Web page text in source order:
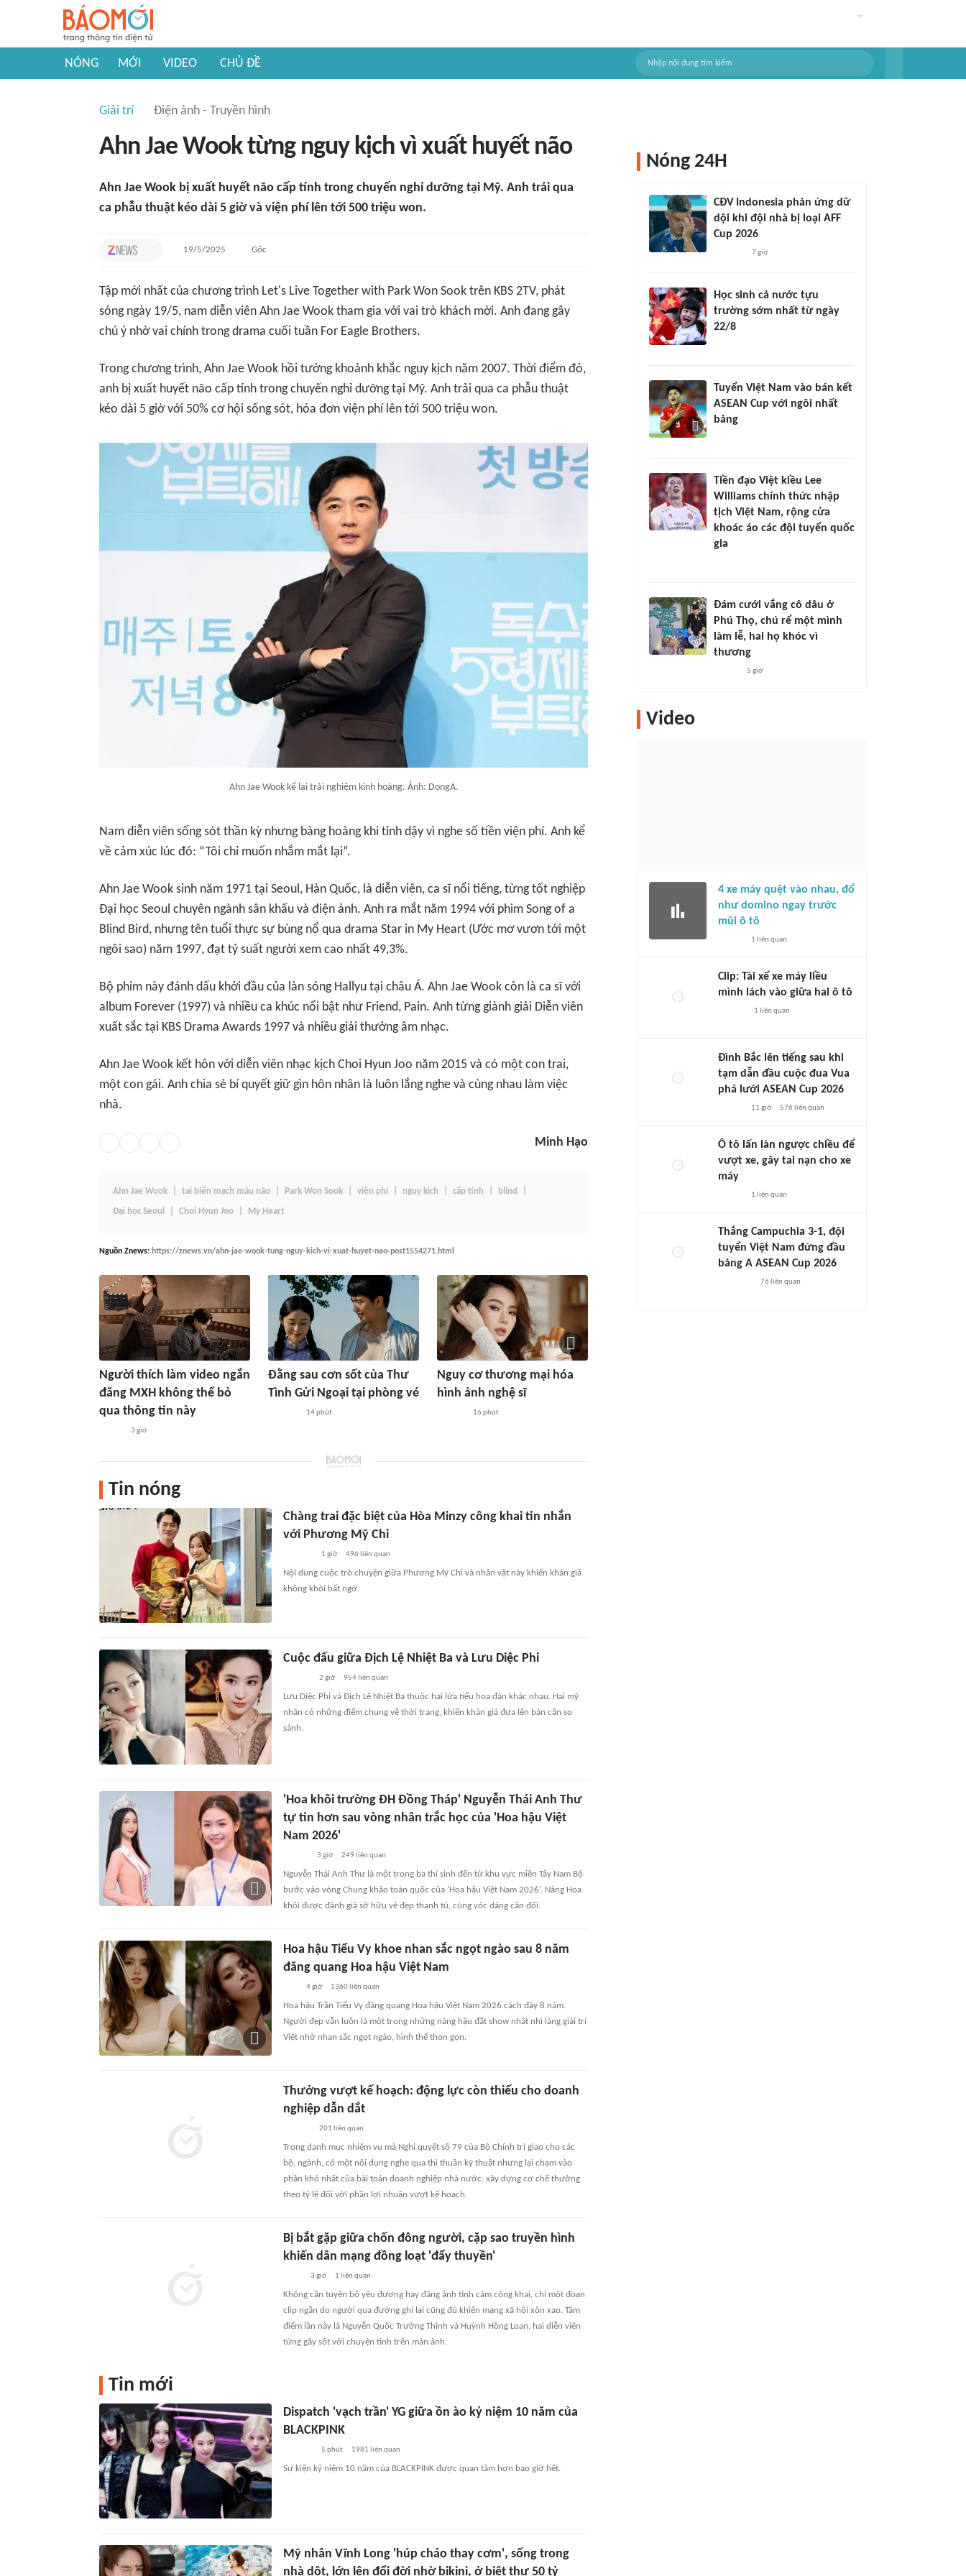
NÓNG MỚI VIDEO CHỦ ĐỀ
Giải trí Điện ảnh - Truyền hình
Ahn Jae Wook từng nguy kịch vì xuất huyết não
Ahn Jae Wook bị xuất huyết não cấp tính trong chuyến nghỉ dưỡng tại Mỹ. Anh trải qua
ca phẫu thuật kéo dài 5 giờ và viện phí lên tới 500 triệu won.
19/5/2025 Gốc
Tập mới nhất của chương trình Let's Live Together with Park Won Sook trên KBS 2TV, phát
sóng ngày 19/5, nam diễn viên Ahn Jae Wook tham gia với vai trò khách mời. Anh đang gây
chú ý nhờ vai chính trong drama cuối tuần For Eagle Brothers.
Trong chương trình, Ahn Jae Wook hồi tưởng khoảnh khắc nguy kịch năm 2007. Thời điểm đó,
anh bị xuất huyết não cấp tính trong chuyến nghỉ dưỡng tại Mỹ. Anh trải qua ca phẫu thuật
kéo dài 5 giờ với 50% cơ hội sống sót, hóa đơn viện phí lên tới 500 triệu won.
Ahn Jae Wook kể lại trải nghiệm kinh hoàng. Ảnh: DongA.
Nam diễn viên sống sót thần kỳ nhưng bàng hoàng khi tỉnh dậy vì nghe số tiền viện phí. Anh kể
về cảm xúc lúc đó: “Tôi chỉ muốn nhắm mắt lại”.
Ahn Jae Wook sinh năm 1971 tại Seoul, Hàn Quốc, là diễn viên, ca sĩ nổi tiếng, từng tốt nghiệp
Đại học Seoul chuyên ngành sân khấu và điện ảnh. Anh ra mắt năm 1994 với phim Song of a
Blind Bird, nhưng tên tuổi thực sự bùng nổ qua drama Star in My Heart (Ước mơ vươn tới một
ngôi sao) năm 1997, đạt tỷ suất người xem cao nhất 49,3%.
Bộ phim này đánh dấu khởi đầu của làn sóng Hallyu tại châu Á. Ahn Jae Wook còn là ca sĩ với
album Forever (1997) và nhiều ca khúc nổi bật như Friend, Pain. Anh từng giành giải Diễn viên
xuất sắc tại KBS Drama Awards 1997 và nhiều giải thưởng âm nhạc.
Ahn Jae Wook kết hôn với diễn viên nhạc kịch Choi Hyun Joo năm 2015 và có một con trai,
một con gái. Anh chia sẻ bí quyết giữ gìn hôn nhân là luôn lắng nghe và cùng nhau làm việc
nhà.
Minh Hạo
Ahn Jae Wook tai biến mạch máu não Park Won Sook viện phí nguy kịch cấp tính blind
Đại học Seoul Choi Hyun Joo My Heart
Nguồn Znews: https://znews.vn/ahn-jae-wook-tung-nguy-kich-vi-xuat-huyet-nao-post1554271.html
Người thích làm video ngắn
đăng MXH không thể bỏ
qua thông tin này
3 giờ
Đằng sau cơn sốt của Thư
Tình Gửi Ngoại tại phòng vé
14 phút
Nguy cơ thương mại hóa
hình ảnh nghệ sĩ
16 phút
Tin nóng
Chàng trai đặc biệt của Hòa Minzy công khai tin nhắn
với Phương Mỹ Chi
1 giờ 496 liên quan
Nội dung cuộc trò chuyện giữa Phương Mỹ Chi và nhân vật này khiến khán giả
không khỏi bất ngờ.
Cuộc đấu giữa Địch Lệ Nhiệt Ba và Lưu Diệc Phi
2 giờ 954liên quan
Lưu Diệc Phi và Địch Lệ Nhiệt Ba thuộc hai lứa tiểu hoa đán khác nhau. Hai mỹ
nhân có những điểm chung về thời trang, khiến khán giả đưa lên bàn cân so
sánh.
'Hoa khôi trường ĐH Đồng Tháp' Nguyễn Thái Anh Thư
tự tin hơn sau vòng nhân trắc học của 'Hoa hậu Việt
Nam 2026'
3 giờ 249 liên quan
Nguyễn Thái Anh Thư là một trong ba thí sinh đến từ khu vực miền Tây Nam Bộ
bước vào vòng Chung khảo toàn quốc của ‘Hoa hậu Việt Nam 2026’. Nàng Hoa
khôi được đánh giá sở hữu vẻ đẹp thanh tú, cùng vóc dáng cân đối.
Hoa hậu Tiểu Vy khoe nhan sắc ngọt ngào sau 8 năm
đăng quang Hoa hậu Việt Nam
4 giờ 1360 liên quan
Hoa hậu Trần Tiểu Vy đăng quang Hoa hậu Việt Nam 2026 cách đây 8 năm.
Người đẹp vẫn luôn là một trong những nàng hậu đắt show nhất nhì làng giải trí
Việt nhờ nhan sắc ngọt ngào, hình thể thon gọn.
Thưởng vượt kế hoạch: động lực còn thiếu cho doanh
nghiệp dẫn dắt
201 liên quan
Trong danh mục nhiệm vụ mà Nghị quyết số 79 của Bộ Chính trị giao cho các
bộ, ngành, có một nội dung nghe qua thì thuần kỹ thuật nhưng lại chạm vào
phần khó nhất của bài toán doanh nghiệp nhà nước: xây dựng cơ chế thưởng
theo tỷ lệ đối với phần lợi nhuận vượt kế hoạch.
Bị bắt gặp giữa chốn đông người, cặp sao truyền hình
khiến dân mạng đồng loạt 'đẩy thuyền'
3 giờ 1 liên quan
Không cần tuyên bố yêu đương hay đăng ảnh tình cảm công khai, chỉ một đoạn
clip ngắn do người qua đường ghi lại cũng đủ khiến mạng xã hội xôn xao. Tâm
điểm lần này là Nguyễn Quốc Trường Thịnh và Huỳnh Hồng Loan, hai diễn viên
từng gây sốt với chuyện tình trên màn ảnh.
Tin mới
Dispatch 'vạch trần' YG giữa ồn ào kỷ niệm 10 năm của
BLACKPINK
5 phút 1981 liên quan
Sự kiện kỷ niệm 10 năm của BLACKPINK được quan tâm hơn bao giờ hết.
Mỹ nhân Vĩnh Long 'húp cháo thay cơm', sống trong
nhà dột, lớn lên đổi đời nhờ bikini, ở biệt thư 50 tỷ
Nóng 24H
CĐV Indonesia phản ứng dữ
dội khi đội nhà bị loại AFF
Cup 2026
7 giờ
Học sinh cả nước tựu
trường sớm nhất từ ngày
22/8
Tuyển Việt Nam vào bán kết
ASEAN Cup với ngôi nhất
bảng
Tiền đạo Việt kiều Lee
Williams chính thức nhập
tịch Việt Nam, rộng cửa
khoác áo các đội tuyển quốc
gia
Đám cưới vắng cô dâu ở
Phú Thọ, chú rể một mình
làm lễ, hai họ khóc vì
thương
5 giờ
Video
4 xe máy quệt vào nhau, đổ
như domino ngay trước
mũi ô tô
1 liên quan
Clip: Tài xế xe máy liều
mình lách vào giữa hai ô tô
1 liên quan
Đình Bắc lên tiếng sau khi
tạm dẫn đầu cuộc đua Vua
phá lưới ASEAN Cup 2026
11 giờ 576 liên quan
Ô tô lấn làn ngược chiều để
vượt xe, gây tai nạn cho xe
máy
1 liên quan
Thắng Campuchia 3-1, đội
tuyển Việt Nam đứng đầu
bảng A ASEAN Cup 2026
76 liên quan